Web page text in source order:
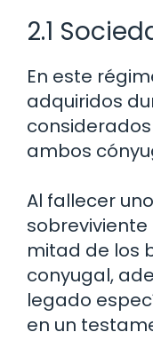
2.1
En este
adquiridos
ambos
Al fallecer
mitad de los
conyugal,
legado
en un